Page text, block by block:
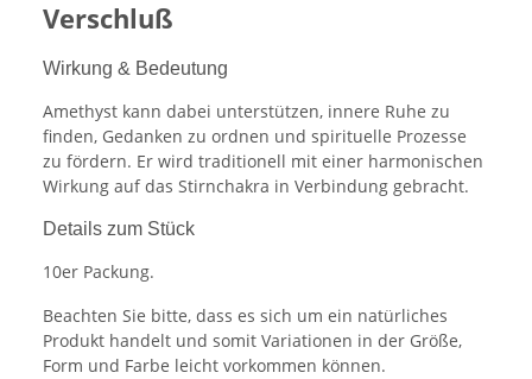
Verschluß
Wirkung & Bedeutung
Amethyst kann dabei unterstützen, innere Ruhe zu
finden, Gedanken zu ordnen und spirituelle Prozesse
zu fördern. Er wird traditionell mit einer harmonischen
Wirkung auf das Stirnchakra in Verbindung gebracht.
Details zum Stück
10er Packung.
Beachten Sie bitte, dass es sich um ein natürliches
Produkt handelt und somit Variationen in der Größe,
Form und Farbe leicht vorkommen können.